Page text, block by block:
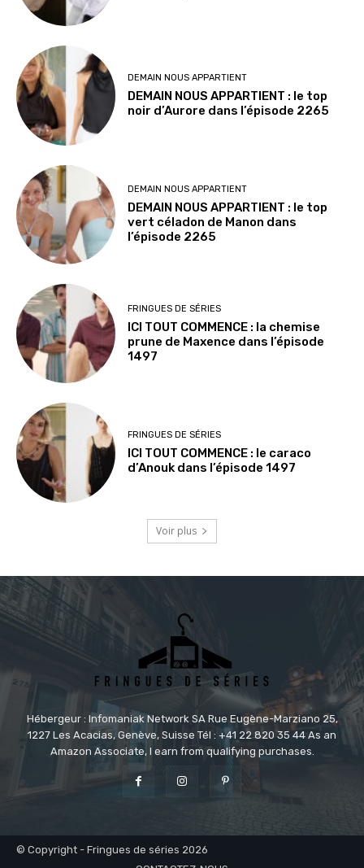
DEMAIN NOUS APPARTIENT
DEMAIN NOUS APPARTIENT : le top
noir d’Aurore dans l’épisode 2265
DEMAIN NOUS APPARTIENT
DEMAIN NOUS APPARTIENT : le top
vert céladon de Manon dans
l’épisode 2265
FRINGUES DE SÉRIES
ICI TOUT COMMENCE : la chemise
prune de Maxence dans l’épisode
1497
FRINGUES DE SÉRIES
ICI TOUT COMMENCE : le caraco
d’Anouk dans l’épisode 1497
Voir plus
Hébergeur : Infomaniak Network SA Rue Eugène-Marziano 25,
1227 Les Acacias, Genève, Suisse Tél : +41 22 820 35 44 As an
Amazon Associate, I earn from qualifying purchases.
© Copyright - Fringues de séries 2026